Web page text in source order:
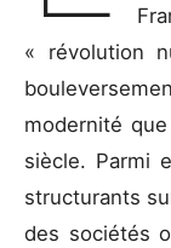
« révolution
modernité
siècle. Parmi
structurants
des sociétés